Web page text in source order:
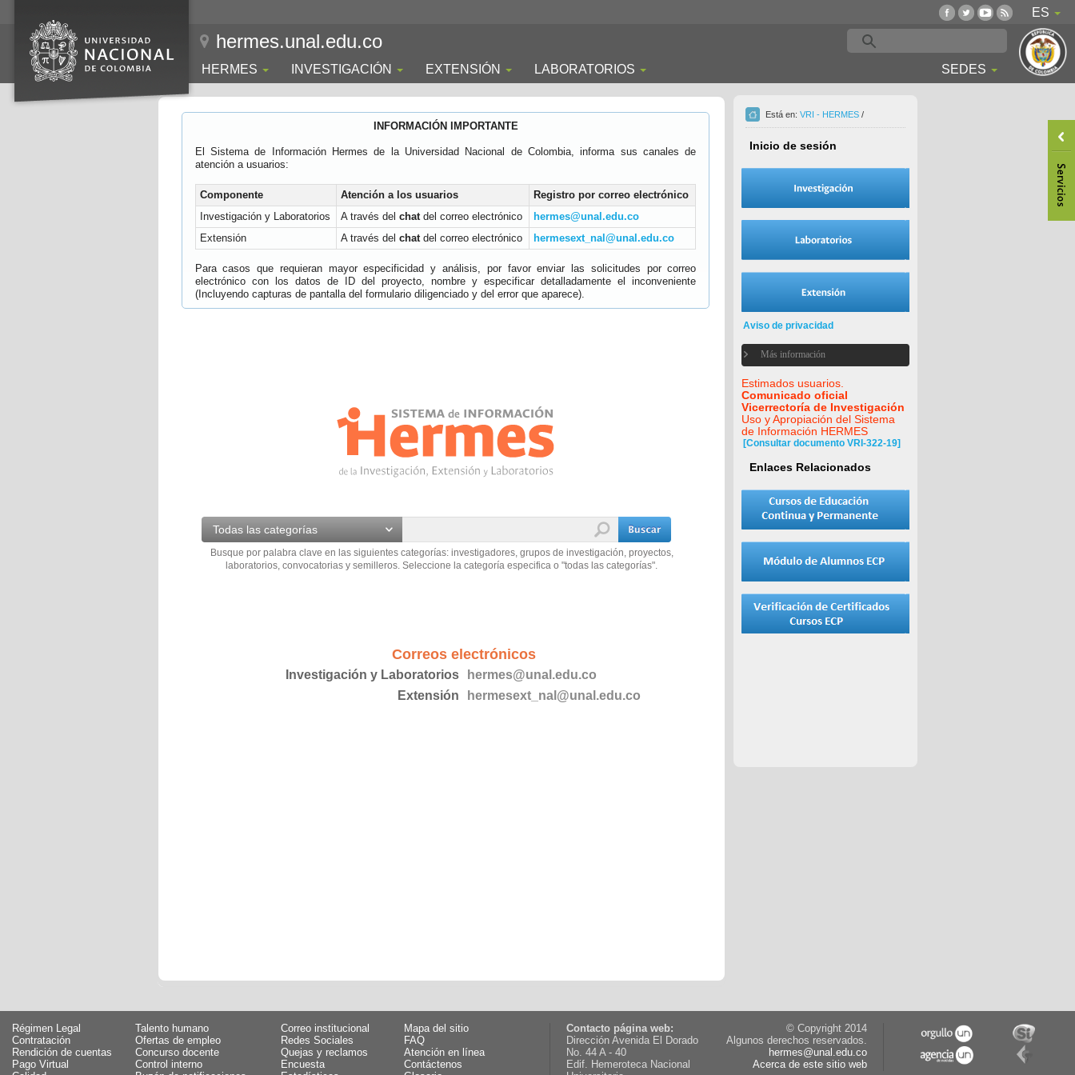
ES
hermes.unal.edu.co
HERMES INVESTIGACIÓN EXTENSIÓN LABORATORIOS SEDES
INFORMACIÓN IMPORTANTE
El Sistema de Información Hermes de la Universidad Nacional de Colombia, informa sus canales de
atención a usuarios:
Componente Atención a los usuarios
Registro por correo electrónico
Investigación y Laboratorios
A través del chatdel correo electrónico
hermes@unal.edu.co
Extensión
A través del chatdel correo electrónico hermesext_nal@unal.edu.co
Para casos que requieran mayor especificidad y análisis, por favor enviar las solicitudes por correo
electrónico con los datos de ID del proyecto, nombre y especificar detalladamente el inconveniente
(Incluyendo capturas de pantalla del formulario diligenciado y del error que aparece).
Todas las categorías
Busque por palabra clave en las siguientes categorías: investigadores, grupos de investigación, proyectos,
laboratorios, convocatorias y semilleros. Seleccione la categoría especifica o "todas las categorías".
Correos electrónicos
Investigación y Laboratorios
hermes@unal.edu.co
Extensión
hermesext_nal@unal.edu.co
Está en: VRI - HERMES /
Inicio de sesión
Aviso de privacidad
Más información
Estimados usuarios.
Comunicado oficial
Vicerrectoría de Investigación
Uso y Apropiación del Sistema
de Información HERMES
[Consultar documento VRI-322-19]
Enlaces Relacionados
Régimen Legal
Talento humano
Contratación
Ofertas de empleo
Rendición de cuentas
Concurso docente
Pago Virtual
Control interno
Correo institucional
Mapa del sitio
Redes Sociales
FAQ
Quejas y reclamos
Atención en línea
Encuesta
Contáctenos
Contacto página web:
Dirección Avenida El Dorado
No. 44 A - 40
Edif. Hemeroteca Nacional
© Copyright 2014
Algunos derechos reservados.
hermes@unal.edu.co
Acerca de este sitio web